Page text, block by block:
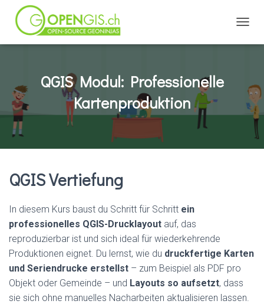
QGIS Modul: Professionelle
Kartenproduktion
QGIS Vertiefung
In diesem Kurs baust du Schritt für Schritt ein
professionelles QGIS-Drucklayout auf, das
reproduzierbar ist und sich ideal für wiederkehrende
Produktionen eignet. Du lernst, wie du druckfertige Karten
und Seriendrucke erstellst – zum Beispiel als PDF pro
Objekt oder Gemeinde – und Layouts so aufsetzt, dass
sie sich ohne manuelles Nacharbeiten aktualisieren lassen.